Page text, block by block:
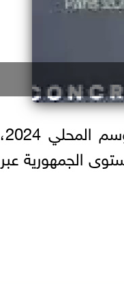
، عن الجدول النهائي لسباقات الموسم المحلي 2024،
الجمهورية عبر